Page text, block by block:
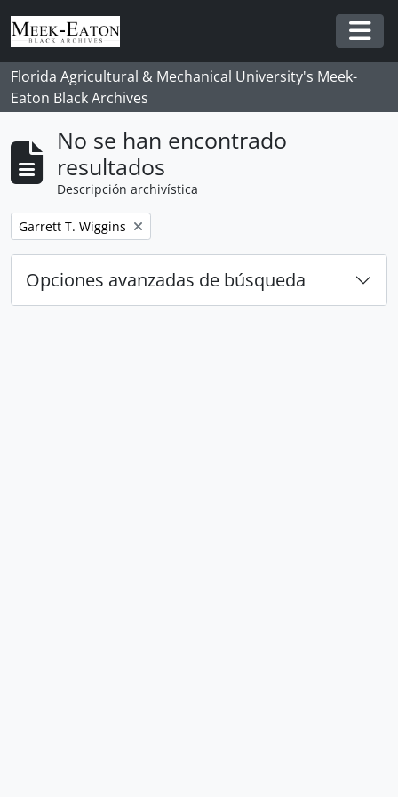
Skip to main content
Florida Agricultural & Mechanical University's Meek-
Eaton Black Archives
No se han encontrado
resultados
Descripción archivística
Remove filter:
Garrett T. Wiggins
Opciones avanzadas de búsqueda